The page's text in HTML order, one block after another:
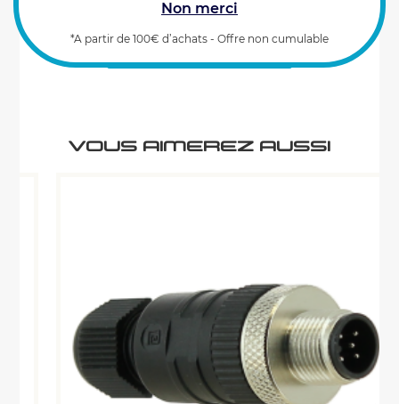
VOUS AIMEREZ AUSSI
CARACTÉRISTIQUES
Non merci
*A partir de 100€ d’achats - Offre non cumulable